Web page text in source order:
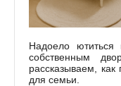
Надоело
собственным
рассказываем,
для семьи.